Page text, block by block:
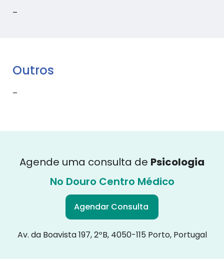
–
Outros
–
Agende uma consulta de Psicologia
No Douro Centro Médico
Agendar Consulta
Av. da Boavista 197, 2ºB, 4050-115 Porto, Portugal